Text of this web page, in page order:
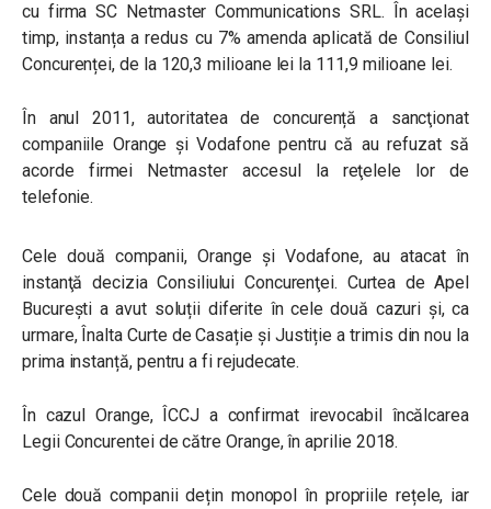
cu firma SC Netmaster Communications SRL. În același
timp, instanțaa redus cu 7% amenda aplicată de Consiliul
Concurenței, de la 120,3 milioane lei la 111,9 milioane lei.
În anul 2011, autoritatea de concurență a sancţionat
companiile Orange şi Vodafone pentru că au refuzat să
acorde firmei Netmaster accesul la reţelele lor de
telefonie.
Cele două companii, Orange și Vodafone, au atacat în
instanţă decizia Consiliului Concurenţei. Curtea de Apel
București a avut soluții diferite în cele două cazuri și, ca
urmare, Înalta Curte de Casație și Justiție a trimis din nou la
prima instanță, pentru a fi rejudecate.
În cazul Orange, ÎCCJ a confirmat irevocabil încălcarea
Legii Concurentei de către Orange, în aprilie 2018.
Cele două companii dețin monopol în propriile rețele, iar